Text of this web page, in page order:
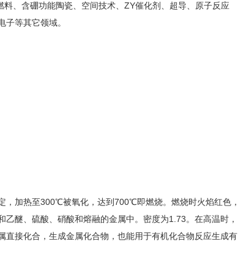
、含硼功能陶瓷、空间技术、ZY催化剂、超导、原子反应
等其它领域。
，加热至300℃被氧化，达到700℃即燃烧。燃烧时火焰红色，
醚、硫酸、硝酸和熔融的金属中。密度为1.73。在高温时，
接化合，生成金属化合物，也能用于有机化合物反应生成有